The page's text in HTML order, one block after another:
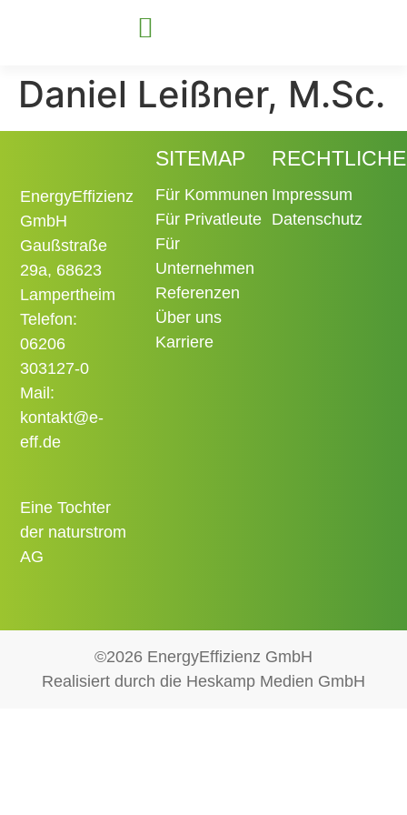
Daniel Leißner, M.Sc.
EnergyEffizienz
GmbH
Gaußstraße
29a, 68623
Lampertheim
Telefon:
06206
303127-0
Mail:
kontakt@e-
eff.de
Eine Tochter
der naturstrom
AG
SITEMAP
Für Kommunen
Für Privatleute
Für
Unternehmen
Referenzen
Über uns
Karriere
Impressum
Datenschutz
©2026 EnergyEffizienz GmbH
Realisiert durch die Heskamp Medien GmbH